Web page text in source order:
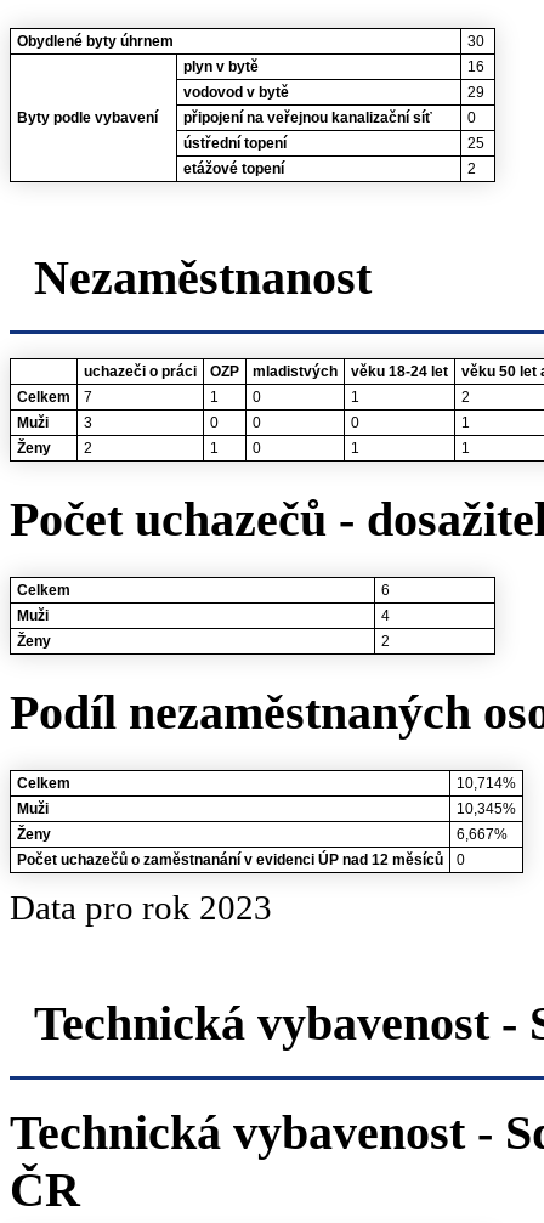
Obydlené byty úhrnem 30
Byty podle vybavení
plyn v bytě
16
vodovod v bytě
29
připojení na veřejnou kanalizační síť
0
ústřední topení
25
etážové topení
2
Nezaměstnanost
uchazeči o práci OZP mladistvých věku 18-24 let
věku 50 let
Celkem
7 1 0 1
2
Muži
3 0 0 0
1
Ženy
2 1 0 1 1
Počet uchazečů -
Celkem
6
Muži
4
Ženy
2
Podíl nezaměstnaných
Celkem
10,714%
Muži
10,345%
Ženy
6,667%
Počet uchazečů o zaměstnanání v evidenci ÚP nad 12 měsíců
0
Data pro rok 2023
Technická vybavenost -
Technická vybavenost -
ČR